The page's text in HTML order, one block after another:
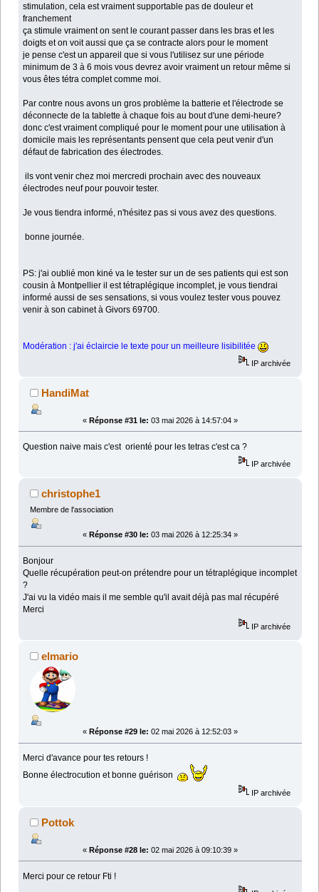
stimulation, cela est vraiment supportable pas de douleur et
franchement
ça stimule vraiment on sent le courant passer dans les bras et les
doigts et on voit aussi que ça se contracte alors pour le moment
je pense c'est un appareil que si vous l'utilisez sur une période
minimum de 3 à 6 mois vous devrez avoir vraiment un retour même si
vous êtes tétra complet comme moi.
Par contre nous avons un gros problème la batterie et l'électrode se
déconnecte de la tablette à chaque fois au bout d'une demi-heure?
donc c'est vraiment compliqué pour le moment pour une utilisation à
domicile mais les représentants pensent que cela peut venir d'un
défaut de fabrication des électrodes.
ils vont venir chez moi mercredi prochain avec des nouveaux
électrodes neuf pour pouvoir tester.
Je vous tiendra informé, n'hésitez pas si vous avez des questions.
bonne journée.
PS: j'ai oublié mon kiné va le tester sur un de ses patients qui est son
cousin à Montpellier il est tétraplégique incomplet, je vous tiendrai
informé aussi de ses sensations, si vous voulez tester vous pouvez
venir à son cabinet à Givors 69700.
Modération : j'ai éclaircie le texte pour un meilleure lisibilitée
IP archivée
HandiMat
« Réponse #31 le: 03 mai 2026 à 14:57:04 »
Question naive mais c'est orienté pour les tetras c'est ca ?
IP archivée
christophe1
Membre de l'association
« Réponse #30 le: 03 mai 2026 à 12:25:34 »
Bonjour
Quelle récupération peut-on prétendre pour un tétraplégique incomplet
?
J'ai vu la vidéo mais il me semble qu'il avait déjà pas mal récupéré
Merci
IP archivée
elmario
« Réponse #29 le: 02 mai 2026 à 12:52:03 »
Merci d'avance pour tes retours !
Bonne électrocution et bonne guérison
IP archivée
Pottok
« Réponse #28 le: 02 mai 2026 à 09:10:39 »
Merci pour ce retour Fti !